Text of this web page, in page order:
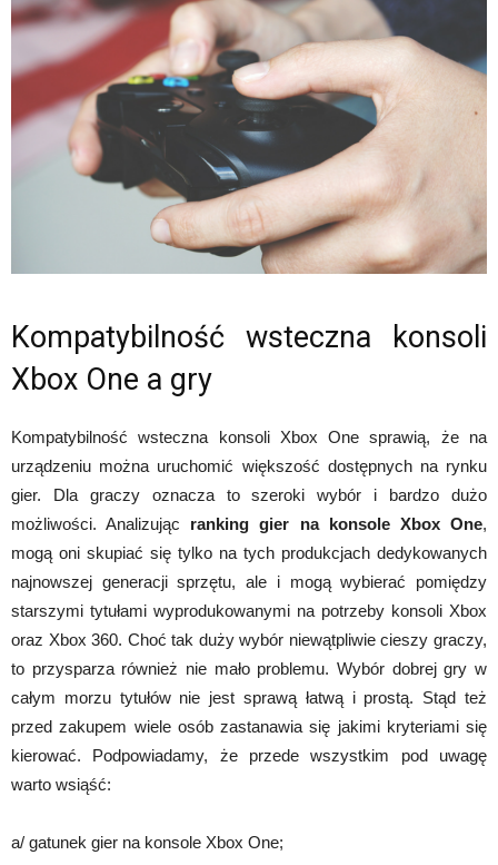
Kompatybilność wsteczna konsoli
Xbox One a gry
Kompatybilność wsteczna konsoli Xbox One sprawią, że na
urządzeniu można uruchomić większość dostępnych na rynku
gier. Dla graczy oznacza to szeroki wybór i bardzo dużo
możliwości. Analizując ranking gier na konsole Xbox One,
mogą oni skupiać się tylko na tych produkcjach dedykowanych
najnowszej generacji sprzętu, ale i mogą wybierać pomiędzy
starszymi tytułami wyprodukowanymi na potrzeby konsoli Xbox
oraz Xbox 360. Choć tak duży wybór niewątpliwie cieszy graczy,
to przysparza również nie mało problemu. Wybór dobrej gry w
całym morzu tytułów nie jest sprawą łatwą i prostą. Stąd też
przed zakupem wiele osób zastanawia się jakimi kryteriami się
kierować. Podpowiadamy, że przede wszystkim pod uwagę
warto wsiąść:
a/ gatunek gier na konsole Xbox One;